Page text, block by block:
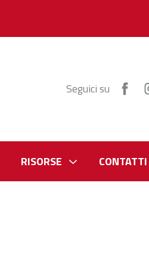
Seguici su
RISORSE CONTATTI